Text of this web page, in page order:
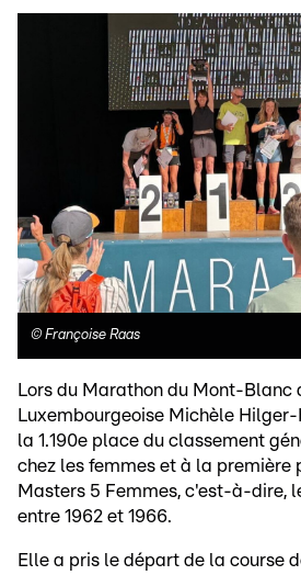
© Françoise Raas
Lors du Marathon du Mont-Blanc
Luxembourgeoise Michèle
la 1.190e place du classement
chez les femmes et à la première
Masters 5 Femmes, c'est-à-dire,
entre 1962 et 1966.
Elle a pris le départ de la course